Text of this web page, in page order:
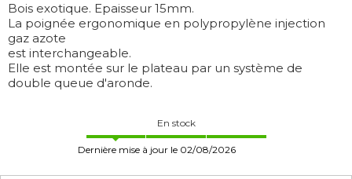
Bois exotique. Epaisseur 15mm.
La poignée ergonomique en polypropylène injection
gaz azote
est interchangeable.
Elle est montée sur le plateau par un système de
double queue d'aronde.
En stock
Dernière mise à jour le 02/08/2026